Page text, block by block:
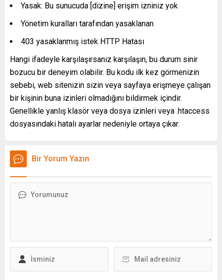
Yasak: Bu sunucuda [dizine] erişim izniniz yok
Yönetim kuralları tarafından yasaklanan
403 yasaklanmış istek HTTP Hatası
Hangi ifadeyle karşılaşırsanız karşılaşın, bu durum sinir
bozucu bir deneyim olabilir. Bu kodu ilk kez görmenizin
sebebi, web sitenizin sizin veya sayfaya erişmeye çalışan
bir kişinin buna izinleri olmadığını bildirmek içindir.
Genellikle yanlış klasör veya dosya izinleri veya .htaccess
dosyasındaki hatalı ayarlar nedeniyle ortaya çıkar.
Bir Yorum Yazın